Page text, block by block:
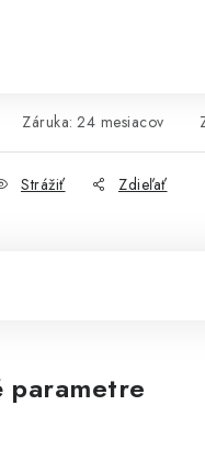
Záruka: 24 mesiacov
Strážiť Zdieľať
parametre